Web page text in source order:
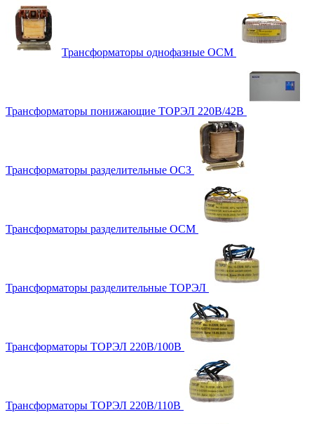
Трансформаторы однофазные ОСМ
Трансформаторы понижающие ТОРЭЛ 220В/42В
Трансформаторы разделительные ОСЗ
Трансформаторы разделительные ОСМ
Трансформаторы разделительные ТОРЭЛ
Трансформаторы ТОРЭЛ 220В/100В
Трансформаторы ТОРЭЛ 220В/110В